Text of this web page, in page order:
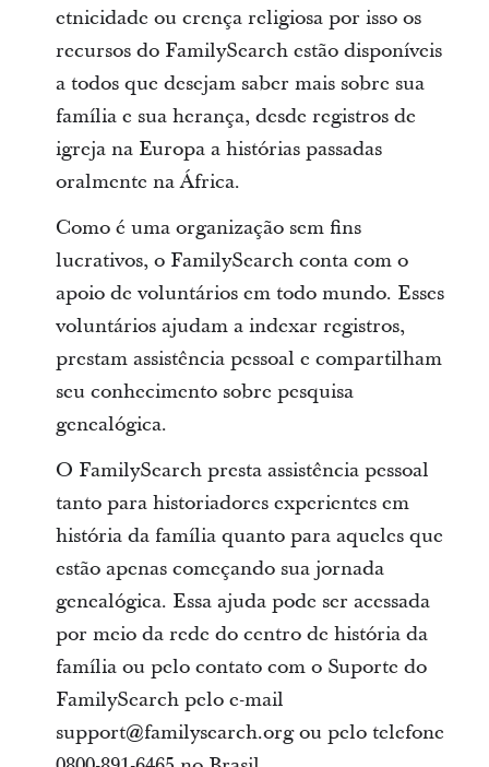
etnicidade ou crença religiosa por isso os
recursos do FamilySearch estão disponíveis
a todos que desejam saber mais sobre sua
família e sua herança, desde registros de
igreja na Europa a histórias passadas
oralmente na África.
Como é uma organização sem fins
lucrativos, o FamilySearch conta com o
apoio de voluntários em todo mundo. Esses
voluntários ajudam a indexar registros,
prestam assistência pessoal e compartilham
seu conhecimento sobre pesquisa
genealógica.
O FamilySearch presta assistência pessoal
tanto para historiadores experientes em
história da família quanto para aqueles que
estão apenas começando sua jornada
genealógica. Essa ajuda pode ser acessada
por meio da rede do centro de história da
família ou pelo contato com o Suporte do
FamilySearch pelo e-mail
support@familysearch.org ou pelo telefone